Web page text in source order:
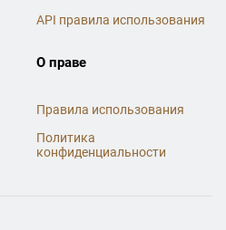
API правила использования
О праве
Правила использования
Политика
конфиденциальности